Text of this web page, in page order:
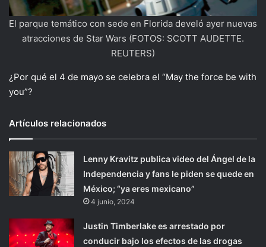
El parque temático con sede en Florida develó ayer nuevas
atracciones de Star Wars (FOTOS: SCOTT AUDETTE.
REUTERS)
¿Por qué el 4 de mayo se celebra el “May the force be with
you”?
Artículos relacionados
Lenny Kravitz publica video del Ángel de la
Independencia y fans le piden se quede en
México; “ya eres mexicano”
4 junio, 2024
Justin Timberlake es arrestado por
conducir bajo los efectos de las drogas